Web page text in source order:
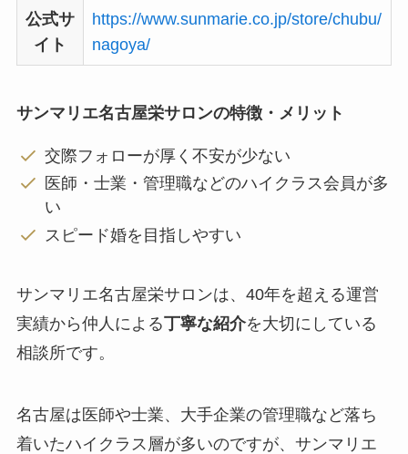
公式サ
イト
https://www.sunmarie.co.jp/store/chubu/
nagoya/
サンマリエ名古屋栄サロンの特徴・メリット
交際フォローが厚く不安が少ない
医師・士業・管理職などのハイクラス会員が多
い
スピード婚を目指しやすい
サンマリエ名古屋栄サロンは、40年を超える運営
実績から仲人による丁寧な紹介を大切にしている
相談所です。
名古屋は医師や士業、大手企業の管理職など落ち
着いたハイクラス層が多いのですが、サンマリエ